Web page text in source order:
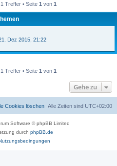
Treffer • Seite 1 von 1
Dez 2015, 21:22
Treffer • Seite 1 von 1
Gehe zu
Alle Zeiten sind UTC+02:00
Cookies löschen
Software © phpBB Limited
durch phpBB.de